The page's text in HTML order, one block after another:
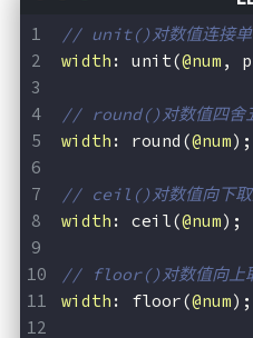
// unit()对数值连接单
width : unit(@num ,
// round()对数值四舍
width : round(@num);
// ceil()对数值向下取
width : ceil(@num);
// floor()对数值向上
width : floor(@num);